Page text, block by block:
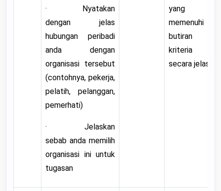
· Nyatakan
dengan jelas
hubungan peribadi
anda dengan
organisasi tersebut
(contohnya, pekerja,
pelatih, pelanggan,
pemerhati)
· Jelaskan
sebab anda memilih
organisasi ini untuk
tugasan
yang
memenuhi
butiran
kriteria
secara jelas.